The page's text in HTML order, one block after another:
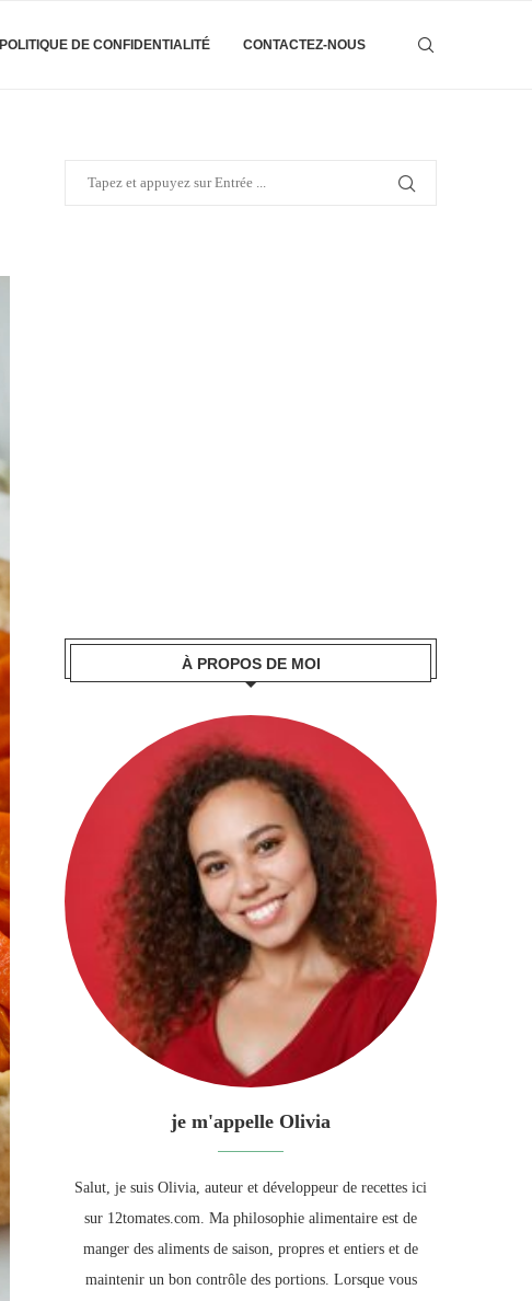
POLITIQUE DE CONFIDENTIALITÉ CONTACTEZ-NOUS
À PROPOS DE MOI
je m'appelle Olivia
Salut, je suis Olivia, auteur et développeur de recettes ici
sur 12tomates.com. Ma philosophie alimentaire est de
manger des aliments de saison, propres et entiers et de
maintenir un bon contrôle des portions. Lorsque vous